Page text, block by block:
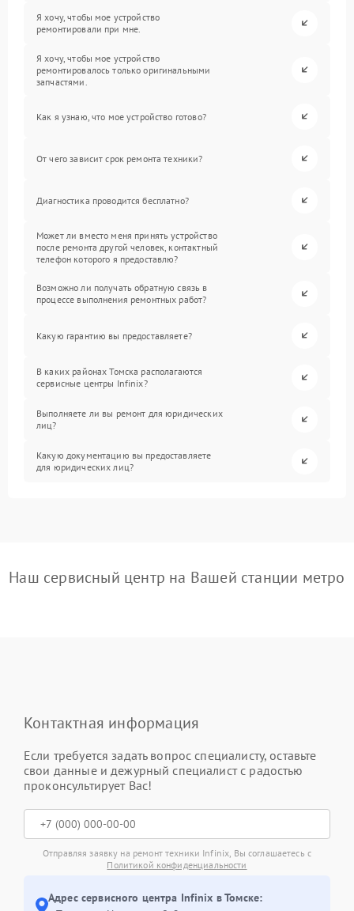
Я хочу, чтобы мое устройство
ремонтировали при мне.
Я хочу, чтобы мое устройство
ремонтировалось только оригинальными
запчастями.
Как я узнаю, что мое устройство готово?
От чего зависит срок ремонта техники?
Диагностика проводится бесплатно?
Может ли вместо меня принять устройство
после ремонта другой человек, контактный
телефон которого я предоставлю?
Возможно ли получать обратную связь в
процессе выполнения ремонтных работ?
Какую гарантию вы предоставляете?
В каких районах Томска располагаются
сервисные центры Infinix?
Выполняете ли вы ремонт для юридических
лиц?
Какую документацию вы предоставляете
для юридических лиц?
Наш сервисный центр на Вашей станции метро
Контактная информация
Если требуется задать вопрос специалисту, оставьте
свои данные и дежурный специалист с радостью
проконсультирует Вас!
Отправляя заявку на ремонт техники Infinix, Вы соглашаетесь с
Политикой конфиденциальности
Адрес сервисного центра Infinix в Томске: